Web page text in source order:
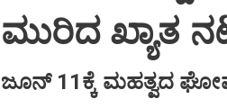
ಮುರಿದ ಖ್ಯಾತ
ಜೂನ್ 11ಕ್ಕೆ ಮಹತ್ವದ